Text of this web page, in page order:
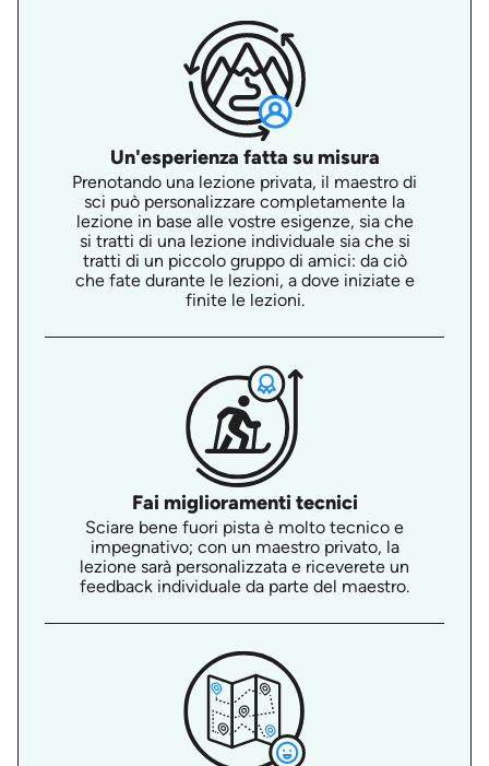
Un'esperienza fatta su misura
Prenotando una lezione privata, il maestro di
sci può personalizzare completamente la
lezione in base alle vostre esigenze, sia che
si tratti di una lezione individuale sia che si
tratti di un piccolo gruppo di amici: da ciò
che fate durante le lezioni, a dove iniziate e
finite le lezioni.
Fai miglioramenti tecnici
Sciare bene fuori pista è molto tecnico e
impegnativo; con un maestro privato, la
lezione sarà personalizzata e riceverete un
feedback individuale da parte del maestro.